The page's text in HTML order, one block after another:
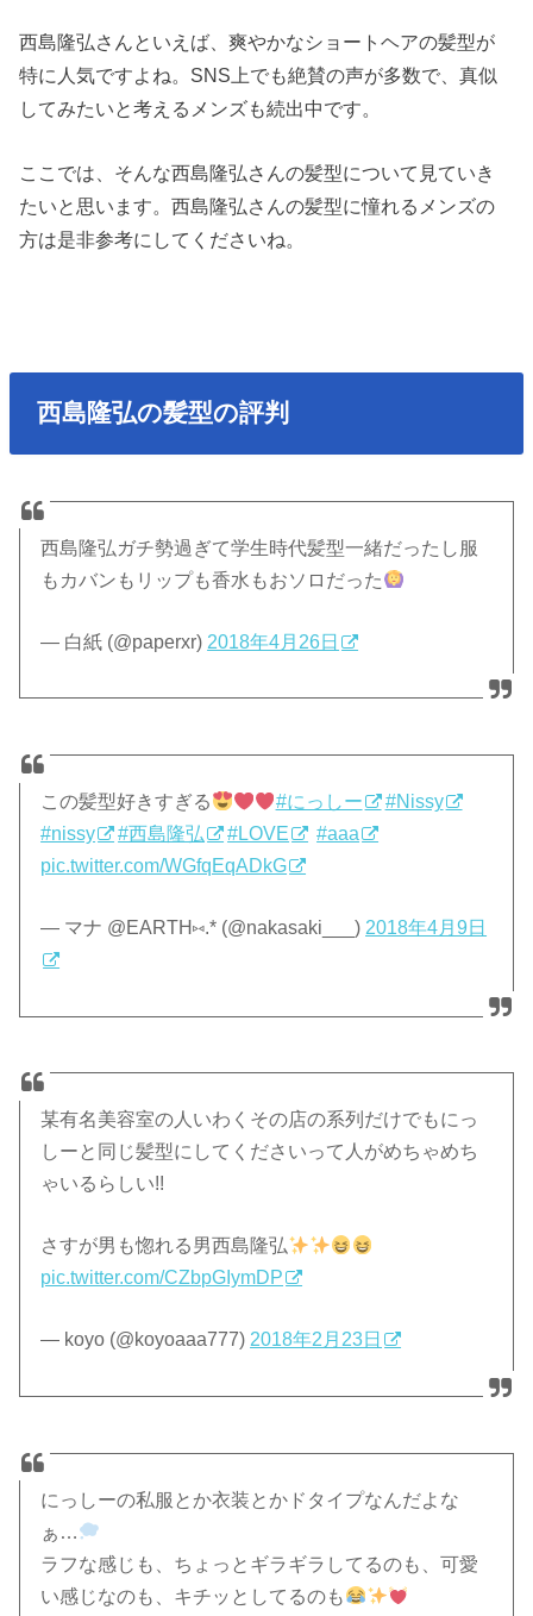
西島隆弘さんといえば、爽やかなショートヘアの髪型が
特に人気ですよね。SNS上でも絶賛の声が多数で、真似
してみたいと考えるメンズも続出中です。
ここでは、そんな西島隆弘さんの髪型について見ていき
たいと思います。西島隆弘さんの髪型に憧れるメンズの
方は是非参考にしてくださいね。
西島隆弘の髪型の評判
西島隆弘ガチ勢過ぎて学生時代髪型一緒だったし服
もカバンもリップも香水もおソロだった
— 白紙 (@paperxr) 2018年4月26日
この髪型好きすぎる #にっしー
#Nissy
#nissy
#西島隆弘 #LOVE
#aaa
pic.twitter.com/WGfqEqADkG
— マナ @EARTH⑅.* (@nakasaki___) 2018年4月9日
某有名美容室の人いわくその店の系列だけでもにっ
しーと同じ髪型にしてくださいって人がめちゃめち
ゃいるらしい!!
さすが男も惚れる男西島隆弘
pic.twitter.com/CZbpGIymDP
— koyo (@koyoaaa777)2018年2月23日
にっしーの私服とか衣装とかドタイプなんだよな
ぁ…
ラフな感じも、ちょっとギラギラしてるのも、可愛
い感じなのも、キチッとしてるのも